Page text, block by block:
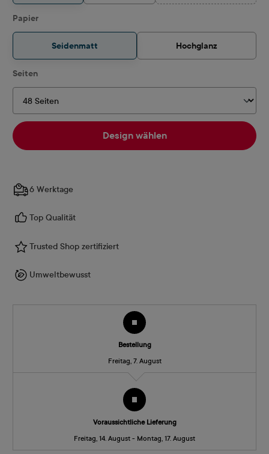
Papierauswählen
Seidenmatt Hochglanz
Seitenauswählen
Design wählen
6 Werktage
Top Qualität
Trusted Shop zertifiziert
Umweltbewusst
Bestellung
Freitag, 7. August
Voraussichtliche Lieferung
Freitag, 14. August - Montag, 17. August